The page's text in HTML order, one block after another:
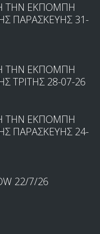
ΤΗΝ ΕΚΠΟΜΠΗ
ΠΑΡΑΣΚΕΥΗΣ 31-
ΤΗΝ ΕΚΠΟΜΠΗ
ΤΡΙΤΗΣ 28-07-26
ΤΗΝ ΕΚΠΟΜΠΗ
ΠΑΡΑΣΚΕΥΗΣ 24-
22/7/26